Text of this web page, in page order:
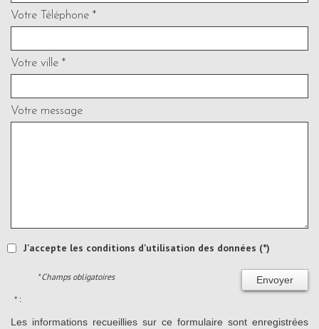
Votre Téléphone *
Votre ville *
Votre message
J'accepte les conditions d'utilisation des données (*)
Envoyer
* Champs obligatoires
* :
Les informations recueillies sur ce formulaire sont enregistrées